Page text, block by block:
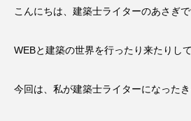
こんにちは、建築士ライターのあさぎで
WEBと建築の世界を行ったり来たりして
今回は、私が建築士ライターになった